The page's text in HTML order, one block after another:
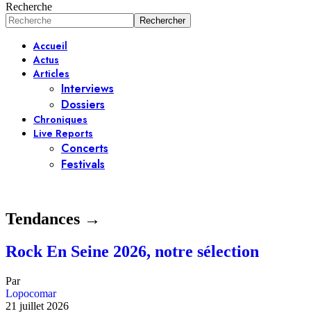
Recherche
Accueil
Actus
Articles
Interviews
Dossiers
Chroniques
Live Reports
Concerts
Festivals
Tendances →
Rock En Seine 2026, notre sélection
Par
Lopocomar
21 juillet 2026